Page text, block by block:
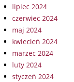
lipiec 2024
czerwiec 2024
maj 2024
kwiecień 2024
marzec 2024
luty 2024
styczeń 2024